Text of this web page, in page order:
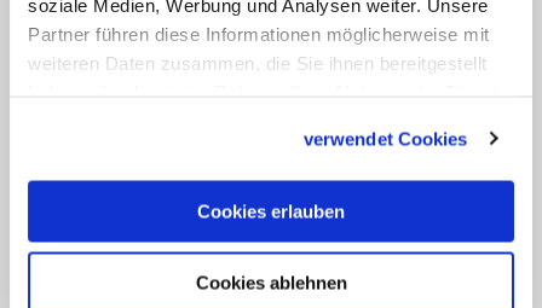
soziale Medien, Werbung und Analysen weiter. Unsere
Partner führen diese Informationen möglicherweise mit
weiteren Daten zusammen, die Sie ihnen bereitgestellt
verwendet Cookies
Cookies erlauben
Cookies ablehnen
Kommission ist der Bostoner Kardinal
Sean Patrick O'Malley. Der Kapuziner
Papst bei der Reform der Kurie und der
Leitung der Weltkirche berät. O'Malley
hat sich als Verfechter einer Null-
Toleranz-Strategie im Kampf gegen
sexuellen Missbrauch in seinem Bistum